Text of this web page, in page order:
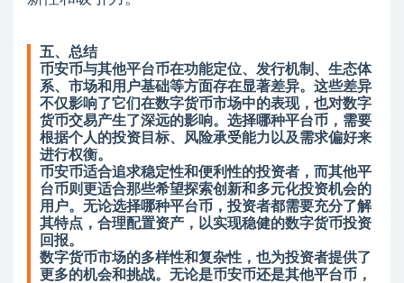
五、总结
币安币与其他平台币在功能定位、发行机制、生态体
系、市场和用户基础等方面存在显著差异。这些差异
不仅影响了它们在数字货币市场中的表现，也对数字
货币交易产生了深远的影响。选择哪种平台币，需要
根据个人的投资目标、风险承受能力以及需求偏好来
进行权衡。
币安币适合追求稳定性和便利性的投资者，而其他平
台币则更适合那些希望探索创新和多元化投资机会的
用户。无论选择哪种平台币，投资者都需要充分了解
其特点，合理配置资产，以实现稳健的数字货币投资
回报。
数字货币市场的多样性和复杂性，也为投资者提供了
更多的机会和挑战。无论是币安币还是其他平台币，